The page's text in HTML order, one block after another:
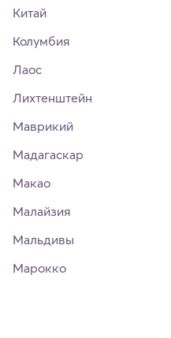
Китай
Колумбия
Лаос
Лихтенштейн
Маврикий
Мадагаскар
Макао
Малайзия
Мальдивы
Марокко